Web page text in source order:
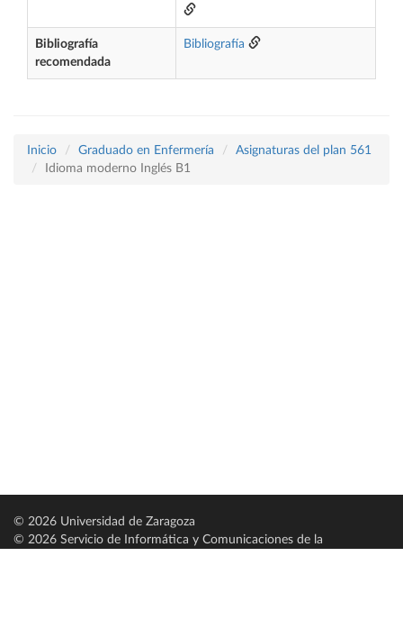
Bibliografía
recomendada
Bibliografía
Inicio Graduado en Enfermería
Asignaturas del plan 561
Idioma moderno Inglés B1
© 2026 Universidad de Zaragoza
© 2026 Servicio de Informática y Comunicaciones de la